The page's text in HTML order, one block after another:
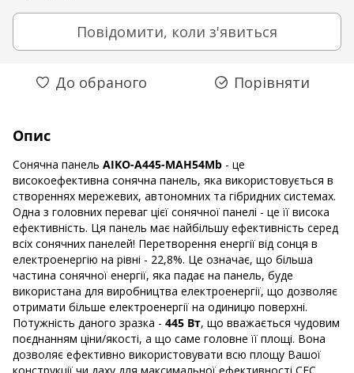
Повідомити, коли з'явиться
До обраного Порівняти
Опис
Сонячна панель AIKO-A445-MAH54Mb - це
високоефективна сонячна панель, яка використовується в
створеннях мережевих, автономних та гібридних системах.
Одна з головних переваг цієї сонячної панелі - це її висока
ефективність. Ця панель має найбільшу ефективність серед
всіх сонячних панелей! Перетворення енергії від сонця в
електроенергію на рівні - 22,8%. Це означає, що більша
частина сонячної енергії, яка падає на панель, буде
використана для виробництва електроенергії, що дозволяє
отримати більше електроенергії на одиницю поверхні.
Потужність даного зразка - 445 Вт, що вважається чудовим
поєднанням ціни/якості, а що саме головне її площі. Вона
дозволяє ефективно використовувати всю площу Вашої